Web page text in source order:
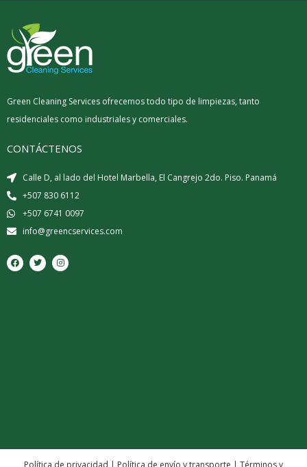
Green Cleaning Services ofrecemos todo tipo de limpiezas, tanto
residenciales como industriales y comerciales.
CONTÁCTENOS
Calle D, al lado del Hotel Marbella, El Cangrejo 2do. Piso. Panamá
+507 830 6112
+507 6741 0097
info@greencservices.com
F
a
c
T
w
i
I
n
s
Política de privacidad | Política de envío y transporte | Términos y